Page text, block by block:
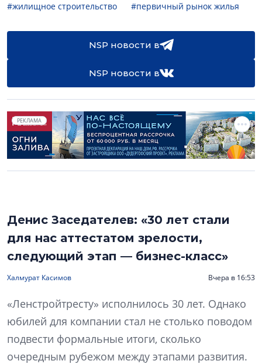
#жилищное строительство #первичный рынок жилья
NSP новости в
NSP новости в
РЕКЛАМА
Денис Заседателев: «30 лет стали
для нас аттестатом зрелости,
следующий этап — бизнес-класс»
Халмурат Касимов Вчера в 16:53
«Ленстройтресту» исполнилось 30 лет. Однако
юбилей для компании стал не столько поводом
подвести формальные итоги, сколько
очередным рубежом между этапами развития.